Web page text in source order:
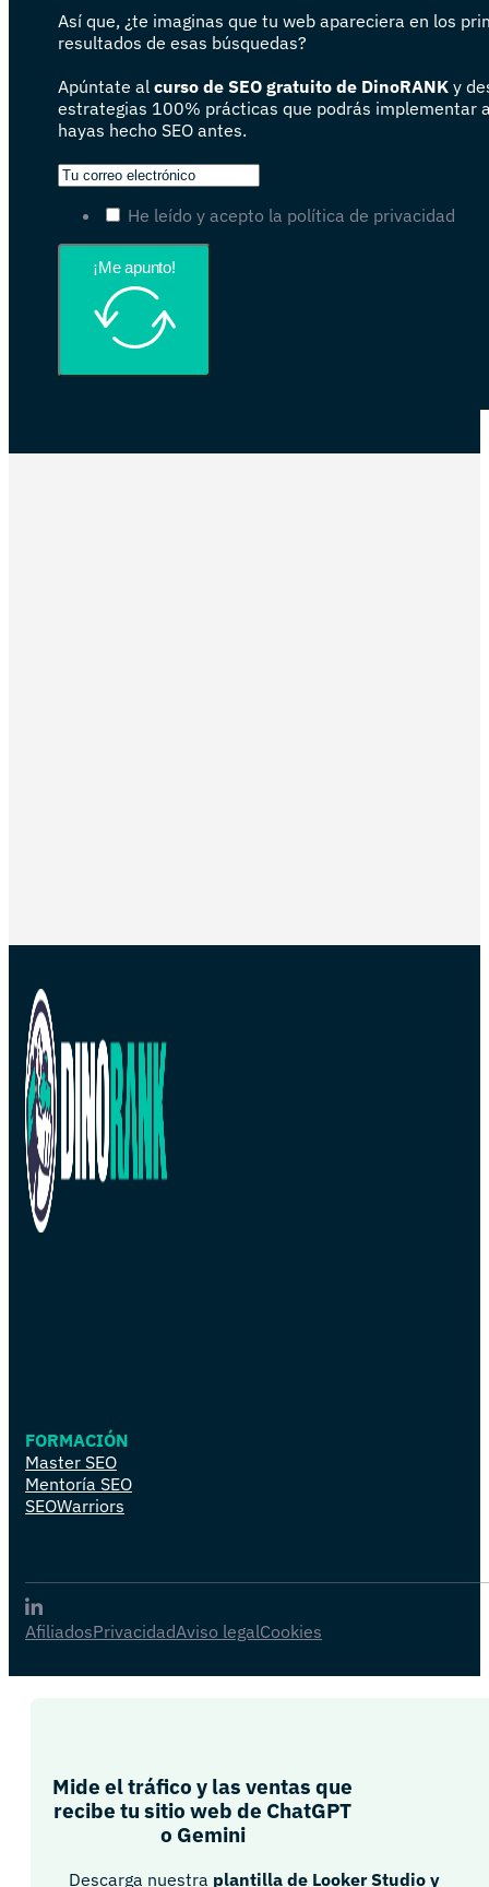
Así que, ¿te imaginas que tu web apareciera en los
resultados de esas búsquedas?
Apúntate al curso de SEO gratuito de DinoRANK y
estrategias 100% prácticas que podrás implementar
hayas hecho SEO antes.
He leído y acepto la política de privacidad
¡Me apunto!
FORMACIÓN
Master SEO
Mentoría SEO
SEOWarriors
AfiliadosPrivacidadAviso legalCookies
Mide el tráfico y las ventas que
recibe tu sitio web de ChatGPT
o Gemini​
Descarga nuestra plantilla de Looker Studio y